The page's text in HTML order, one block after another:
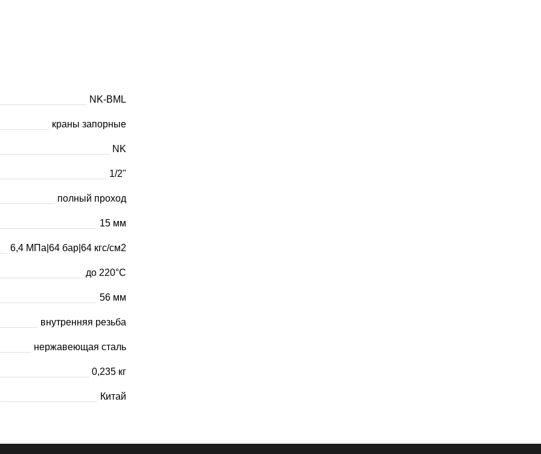
NK-BML
краны запорные
NK
1/2"
полный проход
15 мм
6,4 МПа|64 бар|64 кгс/см2
до 220°С
56 мм
внутренняя резьба
нержавеющая сталь
0,235 кг
Китай